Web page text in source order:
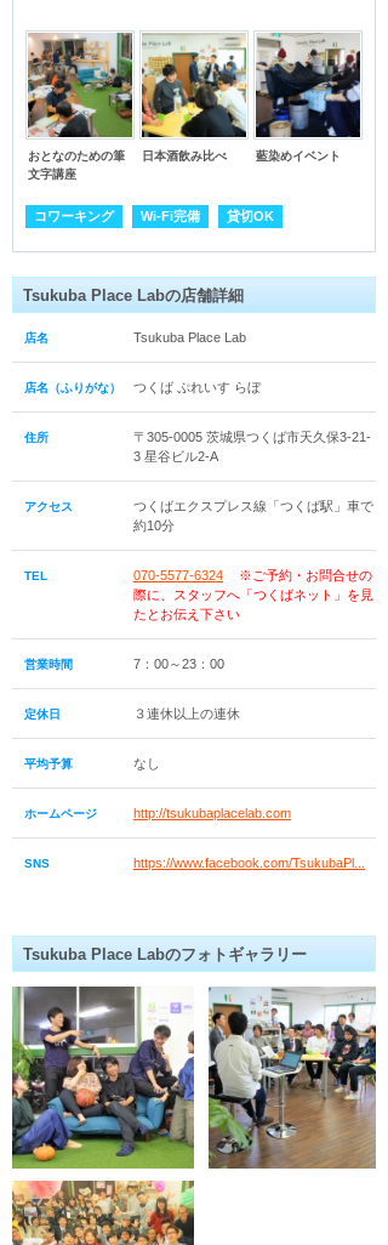
おとなのための筆
文字講座
日本酒飲み比べ 藍染めイベント
コワーキング Wi-Fi完備 貸切OK
Tsukuba Place Labの店舗詳細
店名 Tsukuba Place Lab
店名（ふりがな） つくば ぷれいす らぼ
住所
〒305-0005 茨城県つくば市天久保3-21-
3 星谷ビル2-A
アクセス
つくばエクスプレス線「つくば駅」車で
約10分
TEL 070-5577-6324
※ご予約・お問合せの
際に、スタッフへ「つくばネット」を見
たとお伝え下さい
営業時間 7：00～23：00
定休日 ３連休以上の連休
平均予算 なし
ホームページ http://tsukubaplacelab.com
SNS https://www.facebook.com/TsukubaPl...
Tsukuba Place Labのフォトギャラリー